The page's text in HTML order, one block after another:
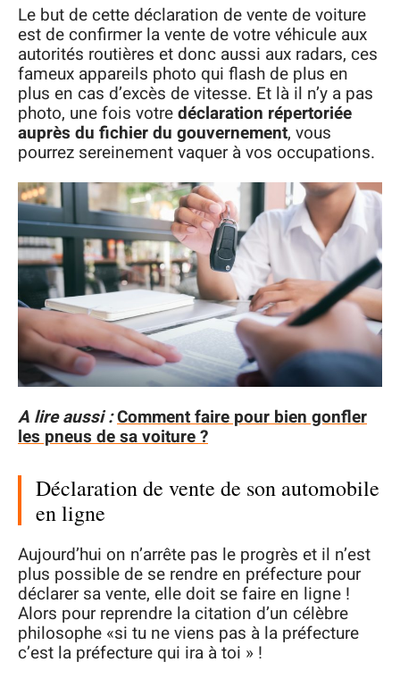
Le but de cette déclaration de vente de voiture
est de confirmer la vente de votre véhicule aux
autorités routières et donc aussi aux radars, ces
fameux appareils photo qui flash de plus en
plus en cas d’excès de vitesse. Et là il n’y a pas
photo, une fois votredéclaration répertoriée
auprès du fichier du gouvernement, vous
pourrez sereinement vaquer à vos occupations.
A lire aussi :Comment faire pour bien gonfler
les pneus de sa voiture ?
Déclaration de vente de son automobile
en ligne
Aujourd’hui on n’arrête pas le progrès et il n’est
plus possible de se rendre en préfecture pour
déclarer sa vente, elle doit se faire en ligne !
Alors pour reprendre la citation d’un célèbre
philosophe «si tu ne viens pas à la préfecture
c’est la préfecture qui ira à toi » !